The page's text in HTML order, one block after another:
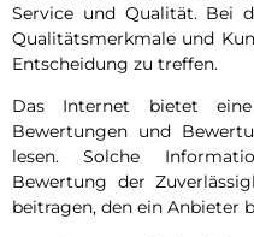
Service und Qualität. Bei
Qualitätsmerkmale und
Entscheidung zu treffen.
Das Internet bietet
Bewertungen und
lesen. Solche
Bewertung der
beitragen, den ein Anbieter